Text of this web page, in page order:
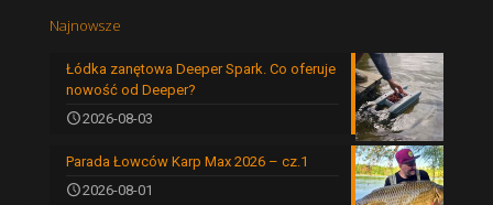
Najnowsze
Łódka zanętowa Deeper Spark. Co oferuje
nowość od Deeper?
2026-08-03
Parada Łowców Karp Max 2026 – cz.1
2026-08-01